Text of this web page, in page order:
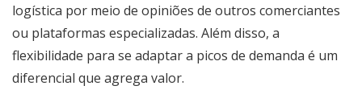
logística por meio de opiniões de outros comerciantes
ou plataformas especializadas. Além disso, a
flexibilidade para se adaptar a picos de demanda é um
diferencial que agrega valor.